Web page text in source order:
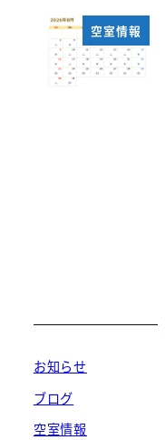
空室情報
お知らせ
ブログ
空室情報